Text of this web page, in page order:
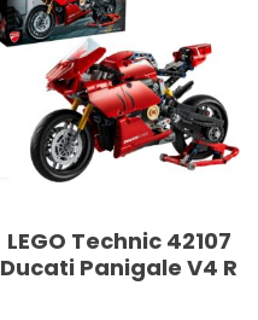
LEGO Technic 42107
Ducati Panigale V4 R